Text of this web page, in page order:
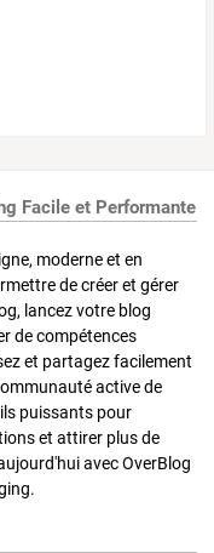
Facile et Performante
moderne et en
de créer et gérer
lancez votre blog
de compétences
et partagez facilement
active de
puissants pour
et attirer plus de
avec OverBlog